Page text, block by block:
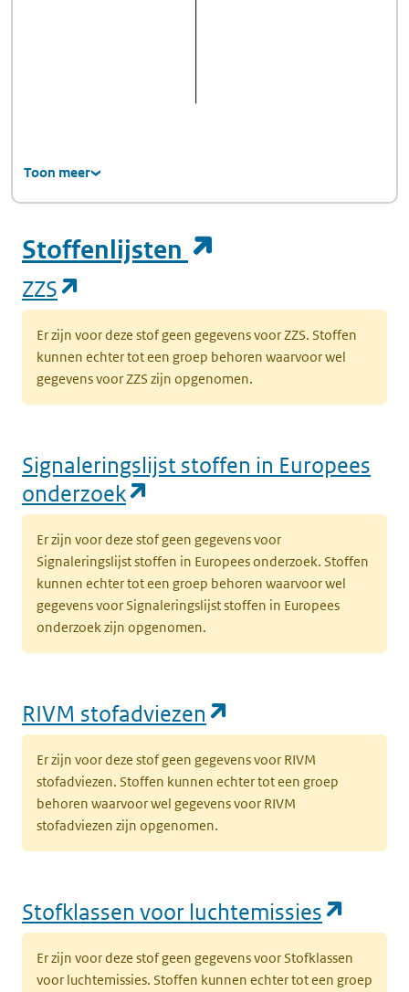
Toon meer
Stoffenlijsten
ZZS
Er zijn voor deze stof geen gegevens voor ZZS. Stoffen
kunnen echter tot een groep behoren waarvoor wel
gegevens voor ZZS zijn opgenomen.
Signaleringslijst stoffen in Europees
onderzoek
Er zijn voor deze stof geen gegevens voor
Signaleringslijst stoffen in Europees onderzoek. Stoffen
kunnen echter tot een groep behoren waarvoor wel
gegevens voor Signaleringslijst stoffen in Europees
onderzoek zijn opgenomen.
RIVM stofadviezen
Er zijn voor deze stof geen gegevens voor RIVM
stofadviezen. Stoffen kunnen echter tot een groep
behoren waarvoor wel gegevens voor RIVM
stofadviezen zijn opgenomen.
Stofklassen voor luchtemissies
Er zijn voor deze stof geen gegevens voor Stofklassen
voor luchtemissies. Stoffen kunnen echter tot een groep